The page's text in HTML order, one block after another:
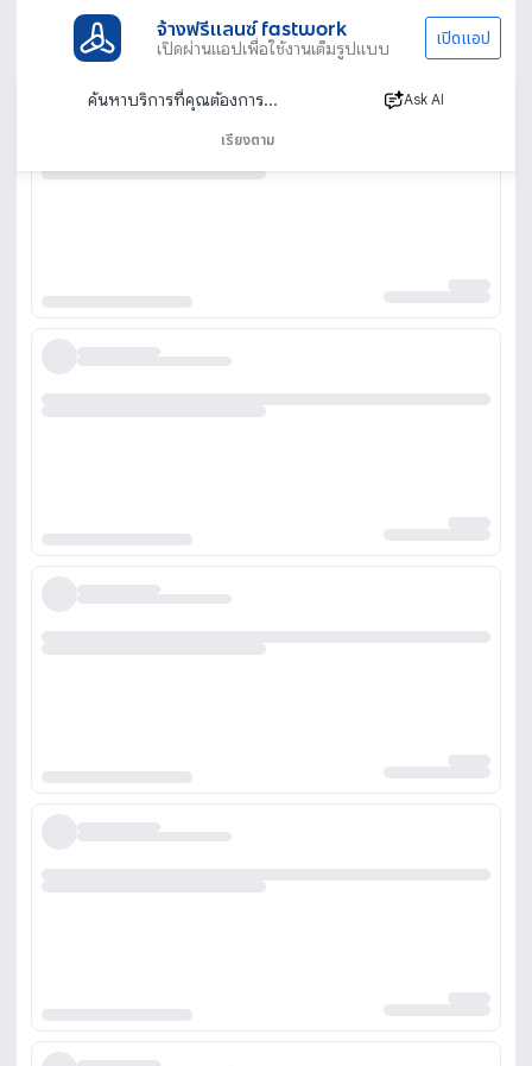
จ้างฟรีแลนซ์ fastwork
เปิดผ่านแอปเพื่อใช้งานเต็มรูปแบบ เปิดแอป
Ask AI
เรียงตาม